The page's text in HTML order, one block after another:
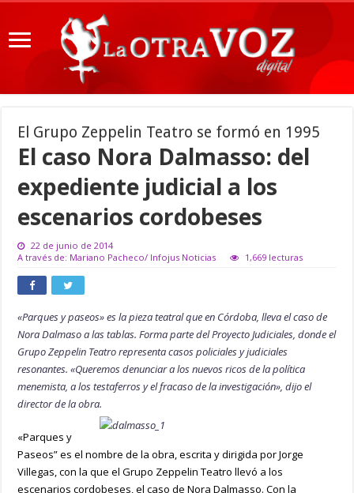
El Grupo Zeppelin Teatro se formó en 1995
El caso Nora Dalmasso: del
expediente judicial a los
escenarios cordobeses
22 de junio de 2014
A través de: Mariano Pacheco/ Infojus Noticias
1,669 lecturas
«Parques y paseos» es la pieza teatral que en Córdoba, lleva el caso de
Nora Dalmaso a las tablas. Forma parte del Proyecto Judiciales, donde el
Grupo Zeppelin Teatro representa casos policiales y judiciales
resonantes. «Queremos denunciar a los nuevos ricos de la política
menemista, a los testaferros y el fracaso de la investigación», dijo el
director de la obra.
«Parques y
Paseos” es el nombre de la obra, escrita y dirigida por Jorge
Villegas, con la que el Grupo Zeppelin Teatro llevó a los
escenarios cordobeses, el caso de Nora Dalmasso. Con la